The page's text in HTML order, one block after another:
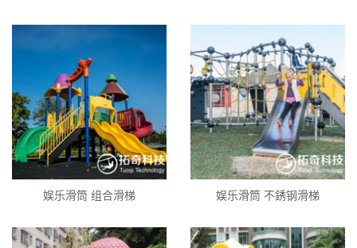
娱乐滑筒 组合滑梯 娱乐滑筒 不銹钢滑梯